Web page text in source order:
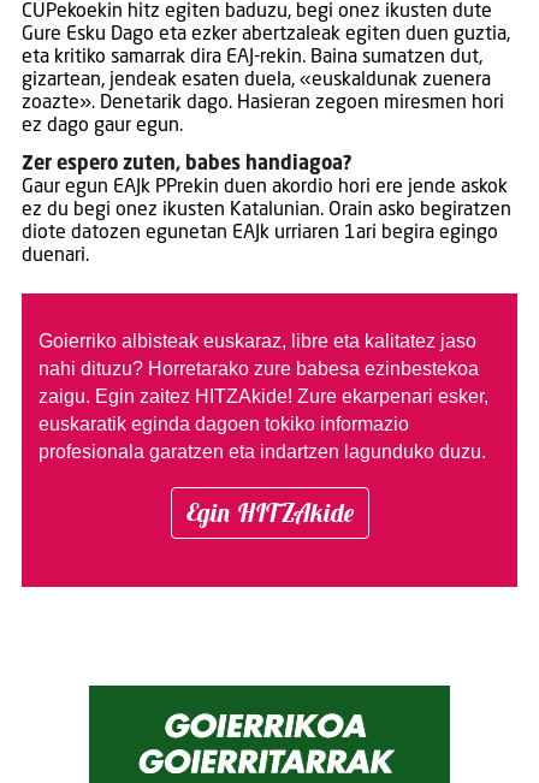
CUPekoekin hitz egiten baduzu, begi onez ikusten dute
Gure Esku Dago eta ezker abertzaleak egiten duen guztia,
eta kritiko samarrak dira EAJ-rekin. Baina sumatzen dut,
gizartean, jendeak esaten duela, «euskaldunak zuenera
zoazte». Denetarik dago. Hasieran zegoen miresmen hori
ez dago gaur egun.
Zer espero zuten, babes handiagoa?
Gaur egun EAJk PPrekin duen akordio hori ere jende askok
ez du begi onez ikusten Katalunian. Orain asko begiratzen
diote datozen egunetan EAJk urriaren 1ari begira egingo
duenari.
Goierriko albisteak euskaraz, libre eta kalitatez jaso
nahi dituzu? Horretarako zure babesa ezinbestekoa
zaigu. Egin zaitez HITZAkide! Zure ekarpenari esker,
euskaratik eginda dagoen tokiko informazio
profesionala garatzen eta indartzen lagunduko duzu.
Egin HITZAkide